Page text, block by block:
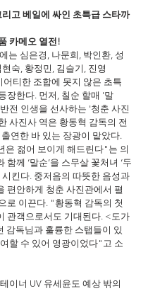
리고 베일에 싸인 초특급 스타까
카메오 열전!
는 심은경, 나문희, 박인환, 성
숙, 황정민, 김슬기, 진영
어티한 조합에 못지 않은 초특
장한다. 먼저, 칠순 할매 '말
전 인생을 선사하는 '청춘 사진
사진사 역은 황동혁 감독의 전
연한 바 있는 장광이 맡았다.
은 젊어 보이게 해드린다"는 의
함께 ‘말순’을 스무살 꽃처녀 ‘두
시킨다. 중저음의 따뜻한 음성과
편안하게 청춘 사진관에서 펼
로 이끈다. "황동혁 감독의 첫
관객으로서도 기대된다. <도가
감독님과 훌륭한 스탭들이 있
할 수 있어 영광이었다"고 소
이너 UV 유세윤도 예상 밖의